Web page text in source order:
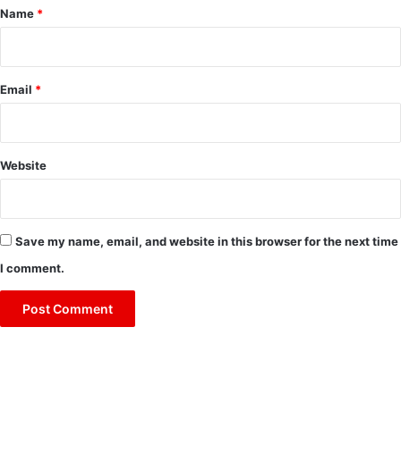
*
Name *
Email *
Website
Save my name, email, and website in this browser for the next time
I comment.